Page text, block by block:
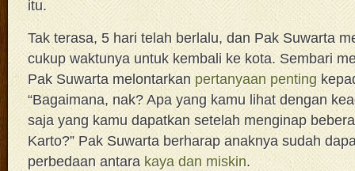
itu.
Tak terasa, 5 hari telah berlalu, dan Pak Suwarta
cukup waktunya untuk kembali ke kota. Sembari
Pak Suwarta melontarkan pertanyaan penting
“Bagaimana, nak? Apa yang kamu lihat dengan
saja yang kamu dapatkan setelah menginap
Karto?” Pak Suwarta berharap anaknya sudah
perbedaan antara kaya dan miskin.